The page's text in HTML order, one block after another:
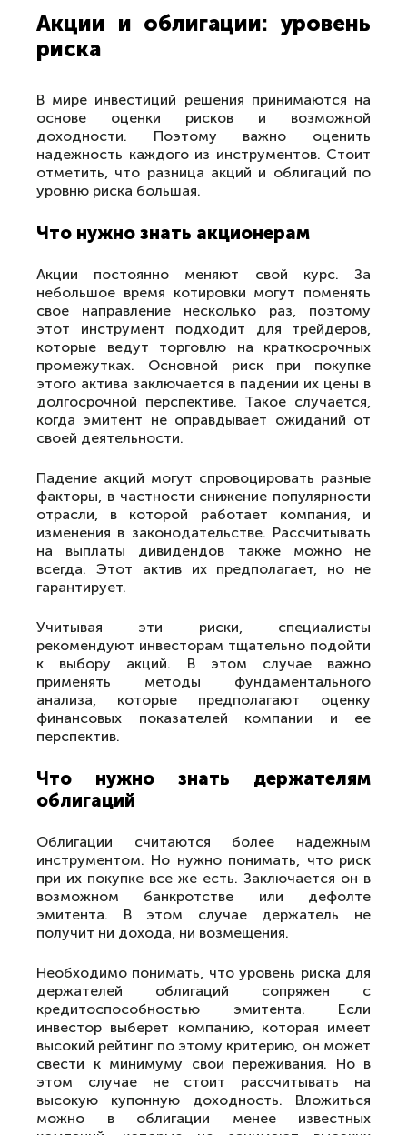
Акции и облигации: уровень
риска
В мире инвестиций решения принимаются на
основе оценки рисков и возможной
доходности. Поэтому важно оценить
надежность каждого из инструментов. Стоит
отметить, что разница акций и облигаций по
уровню риска большая.
Что нужно знать акционерам
Акции постоянно меняют свой курс. За
небольшое время котировки могут поменять
свое направление несколько раз, поэтому
этот инструмент подходит для трейдеров,
которые ведут торговлю на краткосрочных
промежутках. Основной риск при покупке
этого актива заключается в падении их цены в
долгосрочной перспективе. Такое случается,
когда эмитент не оправдывает ожиданий от
своей деятельности.
Падение акций могут спровоцировать разные
факторы, в частности снижение популярности
отрасли, в которой работает компания, и
изменения в законодательстве. Рассчитывать
на выплаты дивидендов также можно не
всегда. Этот актив их предполагает, но не
гарантирует.
Учитывая эти риски, специалисты
рекомендуют инвесторам тщательно подойти
к выбору акций. В этом случае важно
применять методы фундаментального
анализа, которые предполагают оценку
финансовых показателей компании и ее
перспектив.
Что нужно знать держателям
облигаций
Облигации считаются более надежным
инструментом. Но нужно понимать, что риск
при их покупке все же есть. Заключается он в
возможном банкротстве или дефолте
эмитента. В этом случае держатель не
получит ни дохода, ни возмещения.
Необходимо понимать, что уровень риска для
держателей облигаций сопряжен с
кредитоспособностью эмитента. Если
инвестор выберет компанию, которая имеет
высокий рейтинг по этому критерию, он может
свести к минимуму свои переживания. Но в
этом случае не стоит рассчитывать на
высокую купонную доходность. Вложиться
можно в облигации менее известных